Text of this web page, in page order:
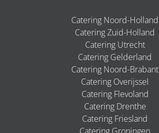
Catering Noord-Holland
Catering Zuid-Holland
Catering Utrecht
Catering Gelderland
Catering Noord-Brabant
Catering Overijssel
Catering Flevoland
Catering Drenthe
Catering Friesland